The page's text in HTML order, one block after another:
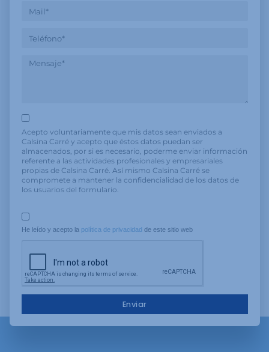
Acepto voluntariamente que mis datos sean enviados a
Calsina Carré y acepto que éstos datos puedan ser
almacenados, por si es necesario, poderme enviar información
referente a las actividades profesionales y empresariales
propias de Calsina Carré. Así mismo Calsina Carré se
compromete a mantener la confidencialidad de los datos de
los usuarios del formulario.
He leído y acepto la política de privacidad de este sitio web
Enviar